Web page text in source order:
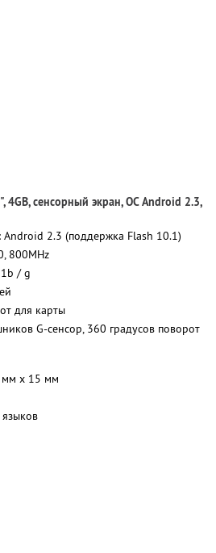
сенсорный экран, ОС Android 2.3,
Android 2.3 (поддержка Flash 10.1)
800MHz
/ g
для карты
G-сенсор, 360 градусов поворот
мм х 15 мм